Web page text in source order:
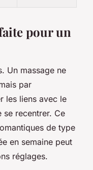
pour un
Un massage ne
par
les liens avec le
se recentrer. Ce
de type
en semaine peut
réglages.